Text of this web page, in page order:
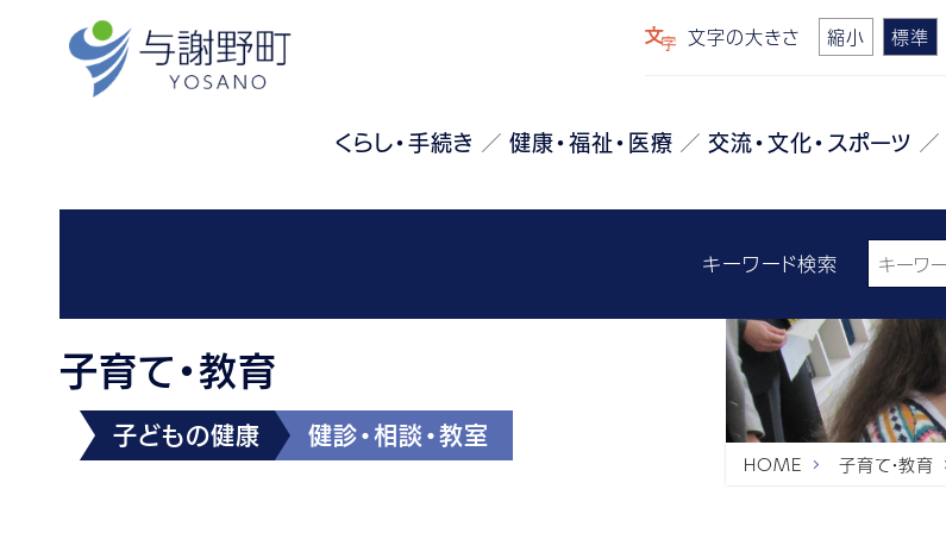
文字の大きさ 縮小 標準
くらし・手続き 健康・福祉・医療 交流・文化・スポーツ
キーワード検索
子育て・教育
子どもの健康 健診・相談・教室
HOME 子育て・教育